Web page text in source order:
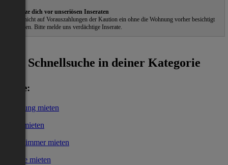
Schütze dich vor unseriösen Inseraten
Gehe nicht auf Vorauszahlungen der Kaution ein ohne die Wohnung vorher besichtigt
zu haben. Bitte melde uns verdächtige Inserate.
Schnellsuche in deiner Kategorie
Miete:
Wohnung mieten
Haus mieten
WG-Zimmer mieten
Garage mieten